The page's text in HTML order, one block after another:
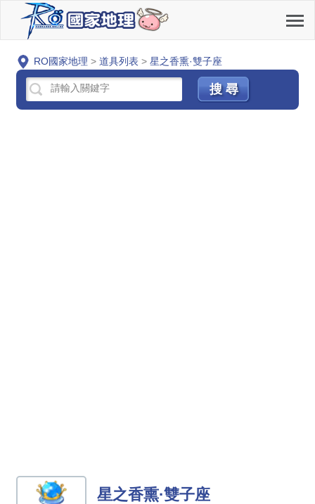
RO國家地理 > 道具列表 > 星之香熏·雙子座
星之香熏·雙子座